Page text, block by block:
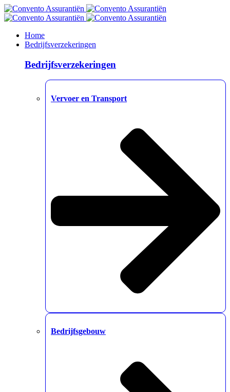
Home
Bedrijfsverzekeringen
Bedrijfsverzekeringen
Vervoer en Transport
Bedrijfsgebouw